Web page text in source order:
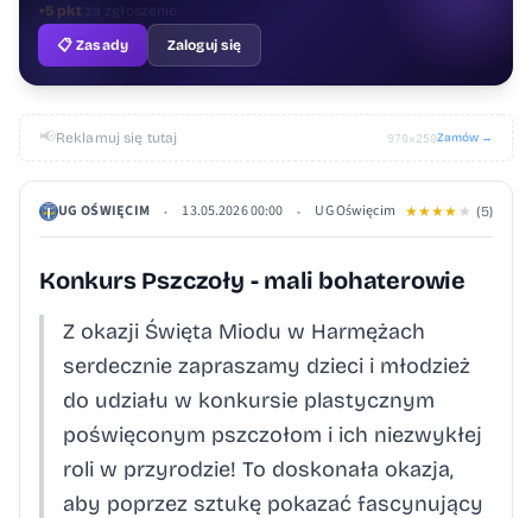
+1 pktza ocenę
📋 Zasady
Zaloguj się
📢Reklamuj się tutaj 970×250Zamów →
UG OŚWIĘCIM • 13.05.2026 00:00 • UG Oświęcim ★★★★ ★ (5)
Konkurs Pszczoły - mali bohaterowie
Z okazji Święta Miodu w Harmężach
serdecznie zapraszamy dzieci i młodzież
do udziału w konkursie plastycznym
poświęconym pszczołom i ich niezwykłej
roli w przyrodzie! To doskonała okazja,
aby poprzez sztukę pokazać fascynujący